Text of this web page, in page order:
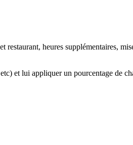
restaurant, heures supplémentaires,
et lui appliquer un pourcentage de